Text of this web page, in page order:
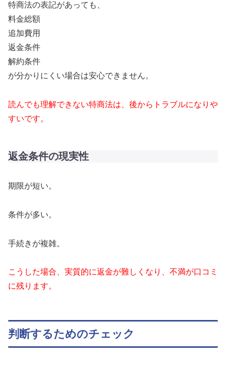
特商法の表記があっても、
料金総額
追加費用
返金条件
解約条件
が分かりにくい場合は安心できません。
読んでも理解できない特商法は、後からトラブルになりや
すいです。
返金条件の現実性
期限が短い。
条件が多い。
手続きが複雑。
こうした場合、実質的に返金が難しくなり、不満が口コミ
に残ります。
判断するためのチェック